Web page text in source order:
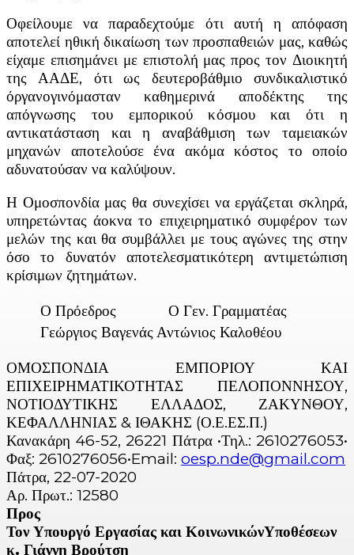
Οφείλουμε να παραδεχτούμε ότι αυτή η απόφαση
αποτελεί ηθική δικαίωση των προσπαθειών μας, καθώς
είχαμε επισημάνει με επιστολή μας προς τον Διοικητή
της ΑΑΔΕ, ότι ως δευτεροβάθμιο συνδικαλιστικό
όργανογινόμασταν καθημερινά αποδέκτης της
απόγνωσης του εμπορικού κόσμου και ότι η
αντικατάσταση και η αναβάθμιση των ταμειακών
μηχανών αποτελούσε ένα ακόμα κόστος το οποίο
αδυνατούσαν να καλύψουν.
Η Ομοσπονδία μας θα συνεχίσει να εργάζεται σκληρά,
υπηρετώντας άοκνα το επιχειρηματικό συμφέρον των
μελών της και θα συμβάλλει με τους αγώνες της στην
όσο το δυνατόν αποτελεσματικότερη αντιμετώπιση
κρίσιμων ζητημάτων.
Ο Πρόεδρος
Ο Γεν. Γραμματέας
Γεώργιος Βαγενάς Αντώνιος Καλοθέου
ΟΜΟΣΠΟΝΔΙΑ ΕΜΠΟΡΙΟΥ ΚΑΙ
ΕΠΙΧΕΙΡΗΜΑΤΙΚΟΤΗΤΑΣ ΠΕΛΟΠΟΝΝΗΣΟΥ,
ΝΟΤΙΟΔΥΤΙΚΗΣ ΕΛΛΑΔΟΣ, ΖΑΚΥΝΘΟΥ,
ΚΕΦΑΛΛΗΝΙΑΣ & ΙΘΑΚΗΣ (Ο.Ε.ΕΣ.Π.)
Κανακάρη 46-52, 26221 Πάτρα •Τηλ.: 2610276053•
Φαξ: 2610276056•Email: oesp.nde@gmail.com
Πάτρα, 22-07-2020
Αρ. Πρωτ.: 12580
Προς
Τον Υπουργό Εργασίας και ΚοινωνικώνΥποθέσεων
κ. Γιάννη Βρούτση